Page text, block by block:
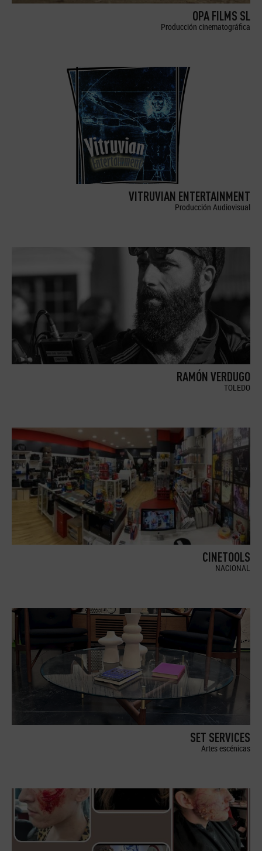
OPA FILMS SL
Producción cinematográfica
VITRUVIAN ENTERTAINMENT
Producción Audiovisual
RAMÓN VERDUGO
TOLEDO
CINETOOLS
NACIONAL
SET SERVICES
Artes escénicas